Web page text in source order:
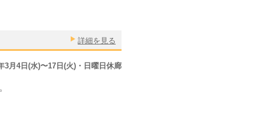
詳細を見る
3月4日(水)〜17日(火)・日曜日休廊